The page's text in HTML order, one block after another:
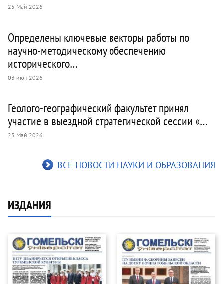
Определены ключевые векторы работы по
научно-методическому обеспечению
исторического…
03 июн 2026
25 Май 2026
Геолого-географический факультет принял
участие в выездной стратегической сессии «…
25 Май 2026
ВСЕ НОВОСТИ НАУКИ И ОБРАЗОВАНИЯ
ИЗДАНИЯ